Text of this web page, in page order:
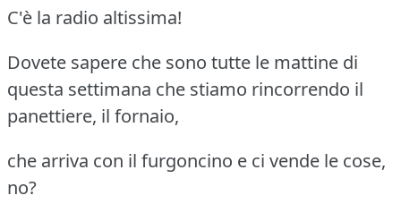
C'è la radio altissima!
Dovete sapere che sono tutte le mattine di
questa settimana che stiamo rincorrendo il
panettiere, il fornaio,
che arriva con il furgoncino e ci vende le cose,
no?